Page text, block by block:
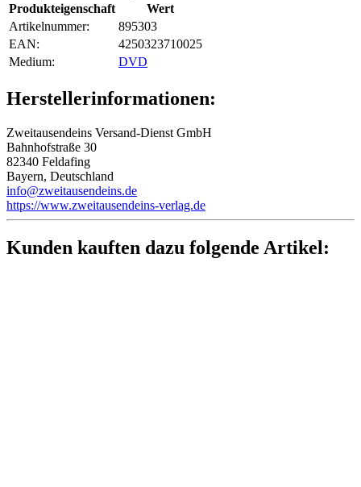
Produkteigenschaft
Wert
Artikelnummer:
895303
EAN:
4250323710025
Medium‍:
DVD
Herstellerinformationen:
Zweitausendeins Versand-Dienst GmbH
Bahnhofstraße 30
82340 Feldafing
Bayern, Deutschland
info@zweitausendeins.de
https://www.zweitausendeins-verlag.de
Kunden kauften dazu folgende Artikel: